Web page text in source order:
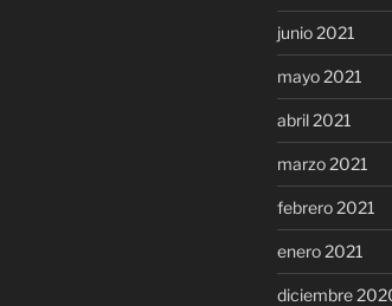
junio 2021
mayo 2021
abril 2021
marzo 2021
febrero 2021
enero 2021
diciembre